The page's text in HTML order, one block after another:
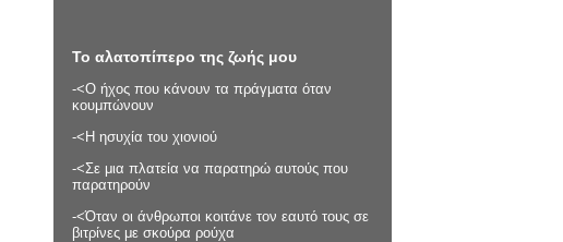
Το αλατοπίπερο της ζωής μου
-<Ο ήχος που κάνουν τα πράγματα όταν
κουμπώνουν
-<Η ησυχία του χιονιού
-<Σε μια πλατεία να παρατηρώ αυτούς που
παρατηρούν
-<Όταν οι άνθρωποι κοιτάνε τον εαυτό τους σε
βιτρίνες με σκούρα ρούχα